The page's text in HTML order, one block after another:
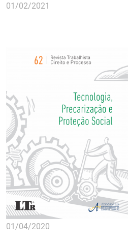
01/02/2021
01/04/2020